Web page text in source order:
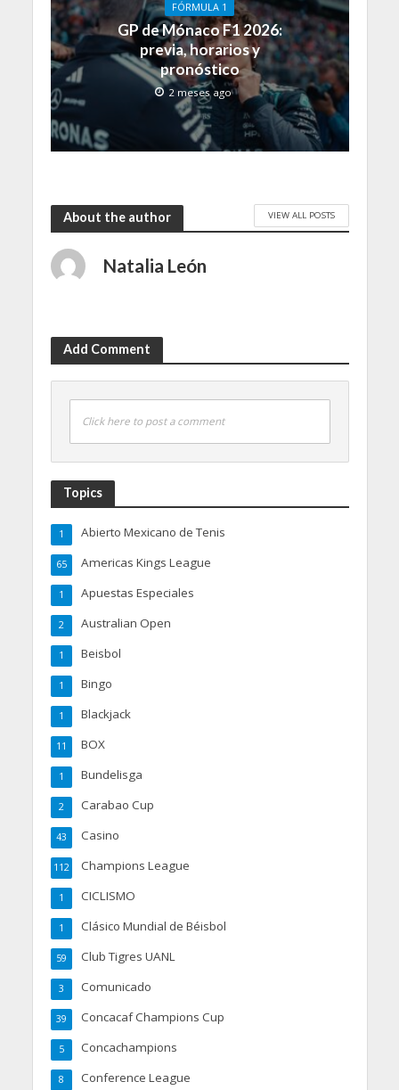
FÓRMULA 1
GP de Mónaco F1 2026:
previa, horarios y
pronóstico
2 meses ago
About the author VIEW ALL POSTS
Natalia León
Add Comment
Click here to post a comment
Topics
Abierto Mexicano de Tenis
1
Americas Kings League
65
Apuestas Especiales
1
Australian Open
2
Beisbol
1
Bingo
1
Blackjack
1
BOX
11
Bundelisga
1
Carabao Cup
2
Casino
43
Champions League
112
CICLISMO
1
Clásico Mundial de Béisbol
1
Club Tigres UANL
59
Comunicado
3
Concacaf Champions Cup
39
Concachampions
5
Conference League
8